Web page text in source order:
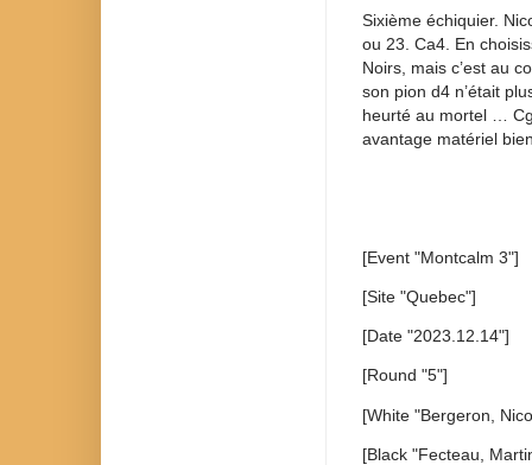
Sixième échiquier.
ou 23. Ca4. En
Noirs, mais c’est au
son pion d4 n’était
heurté au mortel …
avantage matériel
[Event "Montcalm 3"]
[Site "Quebec"]
[Date "2023.12.14"]
[Round "5"]
[White "Bergeron,
[Black "Fecteau,